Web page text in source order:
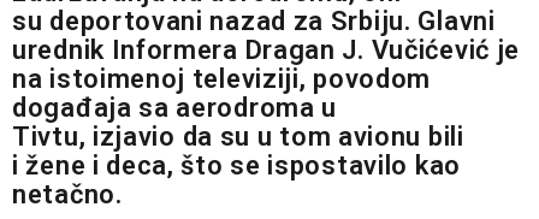
su deportovani nazad za Srbiju. Glavni
urednik Informera Dragan J. Vučićević je
na istoimenoj televiziji, povodom
događaja sa aerodroma u
Tivtu, izjavio da su u tom avionu bili
i žene i deca, što se ispostavilo kao
netačno.